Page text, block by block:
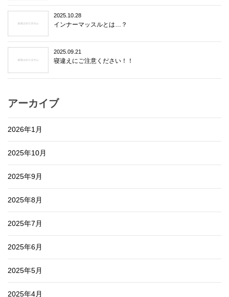
2025.10.28
インナーマッスルとは…？
2025.09.21
寝違えにご注意ください！！
アーカイブ
2026年1月
2025年10月
2025年9月
2025年8月
2025年7月
2025年6月
2025年5月
2025年4月